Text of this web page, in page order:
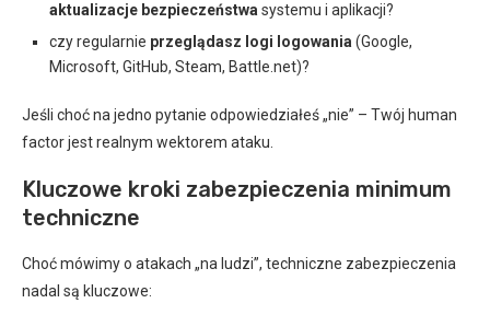
aktualizacje bezpieczeństwa systemu i aplikacji?
czy regularnie przeglądasz logi logowania (Google,
Microsoft, GitHub, Steam, Battle.net)?
Jeśli choć na jedno pytanie odpowiedziałeś „nie” – Twój human
factor jest realnym wektorem ataku.
Kluczowe kroki zabezpieczenia minimum
techniczne
Choć mówimy o atakach „na ludzi”, techniczne zabezpieczenia
nadal są kluczowe: